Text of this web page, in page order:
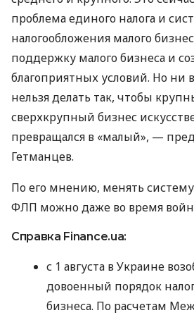
проблема единого налога и
налогообложения малого
поддержку малого бизнеса и
благоприятных условий. Но ни
нельзя делать так, чтобы
сверхкрупный бизнес
превращался в «малый», —
Гетманцев.
По его мнению, менять
ФЛП можно даже во время
Справка Finance.ua:
с 1 августа в Украине
довоенный порядок
бизнеса. По расчетам